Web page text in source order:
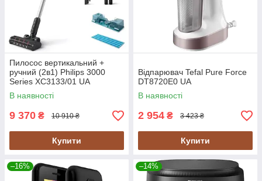
Пилосос вертикальний +
ручний (2в1) Philips 3000
Series XC3133/01 UA
В наявності
9 370 ₴ 10 910 ₴
Купити
Відпарювач Tefal Pure Force
DT8720E0 UA
В наявності
2 954 ₴ 3 423 ₴
Купити
–16% –14%